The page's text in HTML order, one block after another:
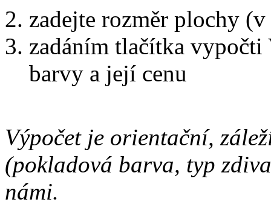
zadejte rozměr plochy (v
zadáním tlačítka vypočti
barvy a její cenu
Výpočet je orientační,
(pokladová barva, typ
námi.